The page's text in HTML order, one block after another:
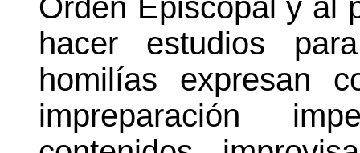
Orden Episcopal y al
hacer estudios
homilías expresan
impreparación